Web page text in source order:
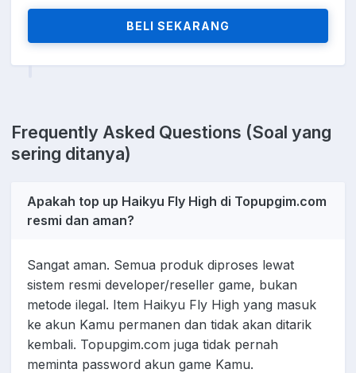
BELI SEKARANG
Frequently Asked Questions (Soal yang
sering ditanya)
Apakah top up Haikyu Fly High di Topupgim.com
resmi dan aman?
Sangat aman. Semua produk diproses lewat
sistem resmi developer/reseller game, bukan
metode ilegal. Item Haikyu Fly High yang masuk
ke akun Kamu permanen dan tidak akan ditarik
kembali. Topupgim.com juga tidak pernah
meminta password akun game Kamu.